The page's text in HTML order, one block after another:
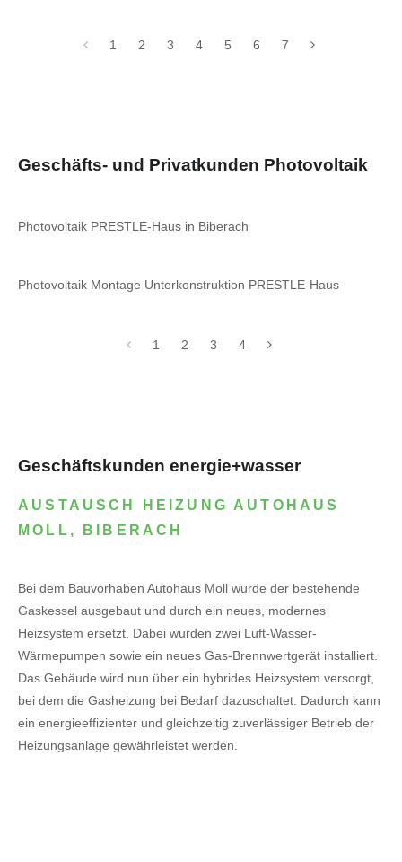
1 2 3 4 5 6 7
Geschäfts- und Privatkunden Photovoltaik
Photovoltaik PRESTLE-Haus in Biberach
Photovoltaik Montage Unterkonstruktion PRESTLE-Haus
1 2 3 4
Geschäftskunden energie+wasser
AUSTAUSCH HEIZUNG AUTOHAUS
MOLL, BIBERACH
Bei dem Bauvorhaben Autohaus Moll wurde der bestehende
Gaskessel ausgebaut und durch ein neues, modernes
Heizsystem ersetzt. Dabei wurden zwei Luft-Wasser-
Wärmepumpen sowie ein neues Gas-Brennwertgerät installiert.
Das Gebäude wird nun über ein hybrides Heizsystem versorgt,
bei dem die Gasheizung bei Bedarf dazuschaltet. Dadurch kann
ein energieeffizienter und gleichzeitig zuverlässiger Betrieb der
Heizungsanlage gewährleistet werden.